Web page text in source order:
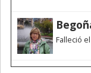
Falleció